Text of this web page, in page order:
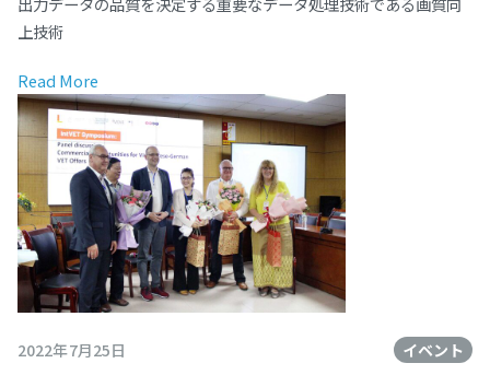
上技術
Read More
2022年7月25日 イベント